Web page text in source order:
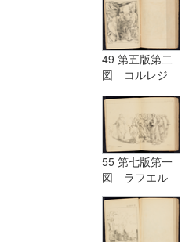
49 第五版第二
図 コルレジ
55 第七版第一
図 ラフエル
Raffaelle